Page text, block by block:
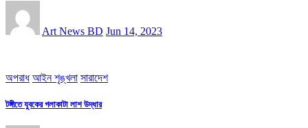
Art News BD Jun 14, 2023
অপরাধ আইন শৃঙ্খলা সারাদেশ
টঙ্গীতে যুবকের গলাকাটা লাশ উদ্ধার